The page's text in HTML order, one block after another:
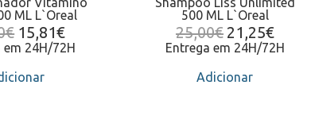
ML L`Oreal
€ 15,81€
em 24H/72H
500 ML L`Oreal
25,00€ 21,25€
Entrega em 24H/72H
Adicionar